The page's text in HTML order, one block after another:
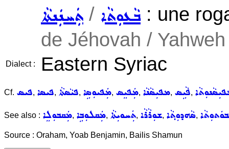
ܬܲܚܢܲܢܬܵܐ / ܒܵܥܘܼܬܵܐ: une
de Jéhovah /
Dialect : Eastern Syriac
Cf. ܦܝܣ, ܦܝܣܐ, ܦܝܵܣܬܵܐ, ܡܲܦܝܘܼܣܹܐ, ܡܲܦܝܸܣ, ܡܦܝܼܣܵܢܵܐ, ܦܵܝܹܣ,
See also : ܡܲܩܒܘܼܠܸܐ, ܡܲܩܠܘܼܒܹܐ, ܬܲܚܘܝܼܬܵܐ, ܫܘܼܪܵܪܵܐ, ܣܵܗܕܘܼܬ݂ܵܐ,
Source : Oraham, Yoab Benjamin, Bailis Shamun